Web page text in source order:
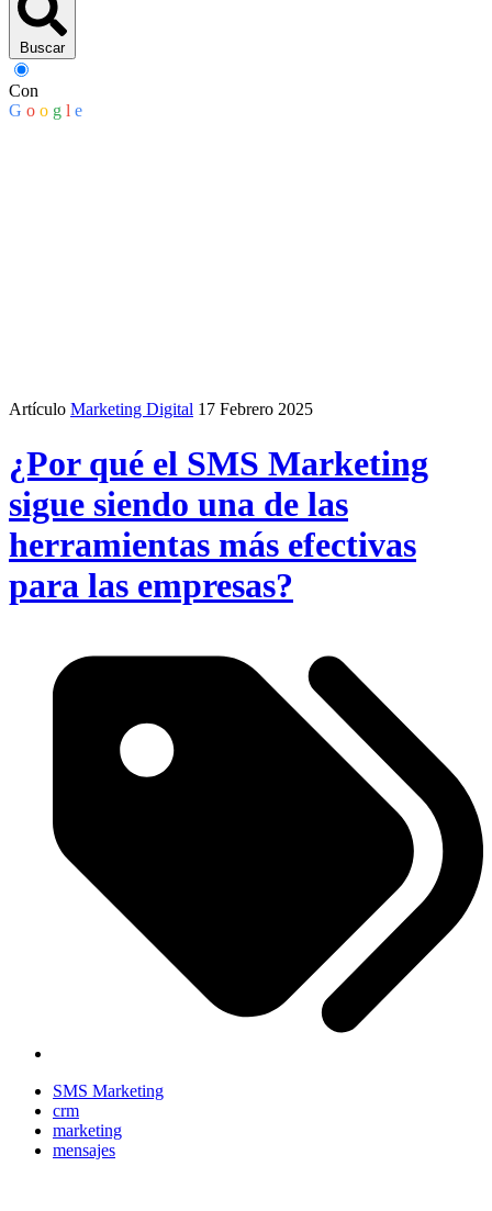
Buscar
Con
G o o g l e
Artículo Marketing Digital 17 Febrero 2025
¿Por qué el SMS Marketing
sigue siendo una de las
herramientas más efectivas
para las empresas?
SMS Marketing
crm
marketing
mensajes